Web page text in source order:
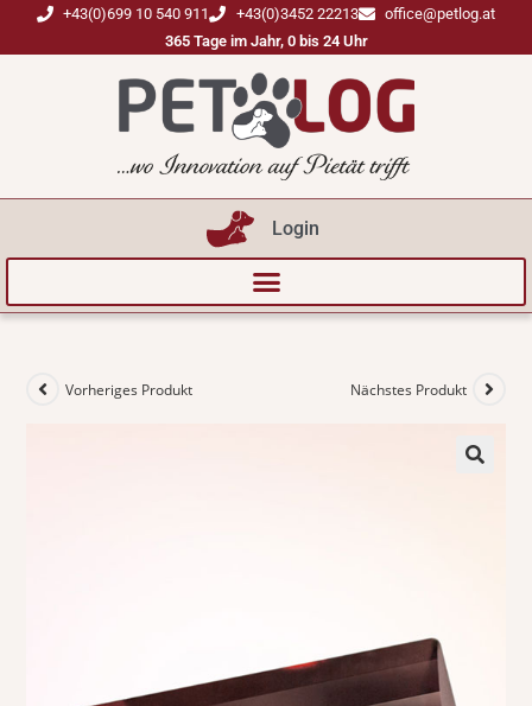
+43(0)699 10 540 911 +43(0)3452 22213
office@petlog.at
365 Tage im Jahr, 0 bis 24 Uhr
Login
Vorheriges Produkt Nächstes Produkt